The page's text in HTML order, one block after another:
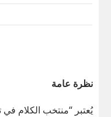
نظرة عامة
يُعتبر “منتخب الكلام في